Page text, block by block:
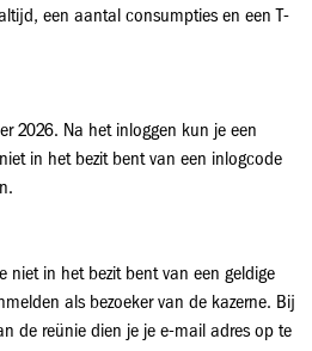
een aantal consumpties en een T-
2026. Na het inloggen kun je een
in het bezit bent van een inlogcode
niet in het bezit bent van een geldige
als bezoeker van de kazerne. Bij
de reünie dien je je e-mail adres op te